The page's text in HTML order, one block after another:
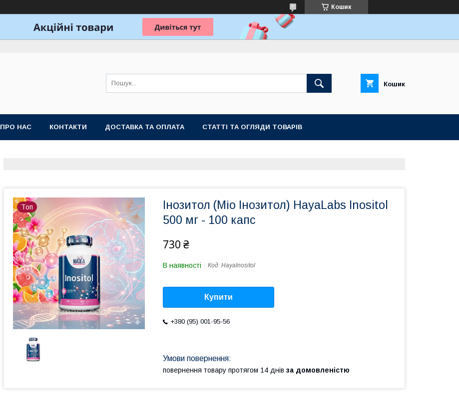
Кошик
Кошик
ПРО НАС КОНТАКТИ ДОСТАВКА ТА ОПЛАТА СТАТТІ ТА ОГЛЯДИ ТОВАРІВ
Топ
Інозитол (Міо Інозитол) HayaLabs Inositol
500 мг - 100 капс
730 ₴
В наявності Код: HayaInositol
Купити
+380 (95) 001-95-56
повернення товару протягом 14 днів за домовленістю